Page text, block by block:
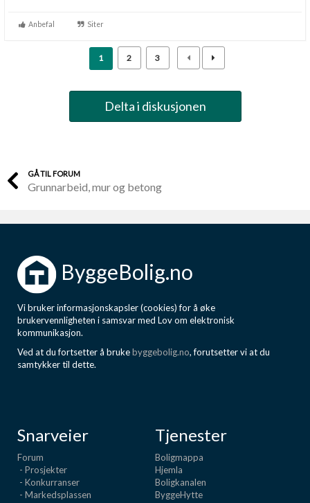
Anbefal Siter
1 2 3
Delta i diskusjonen
GÅ TIL FORUM
Grunnarbeid, mur og betong
ByggeBolig.no
Vi bruker informasjonskapsler (cookies) for å øke
brukervennligheten i samsvar med Lov om elektronisk
kommunikasjon.
Ved at du fortsetter å brukebyggebolig.no, forutsetter vi at du
samtykker til dette.
Snarveier
Forum
- Prosjekter
- Konkurranser
- Markedsplassen
Tjenester
Boligmappa
Hjemla
Boligkanalen
ByggeHytte